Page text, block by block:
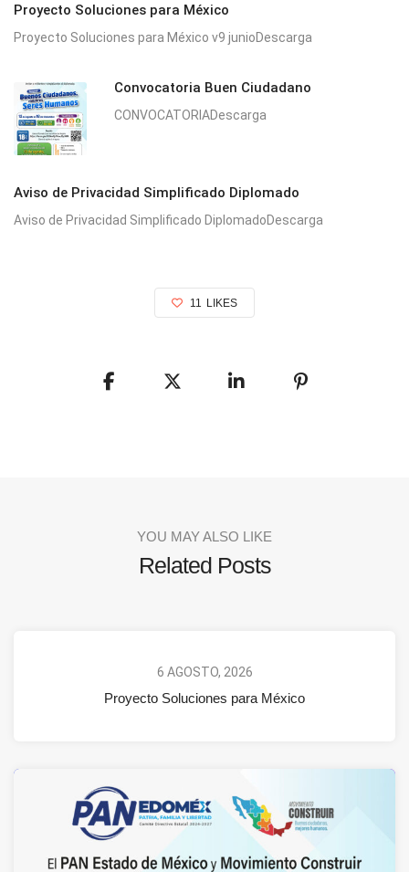
Proyecto Soluciones para México
Proyecto Soluciones para México v9 junioDescarga
Convocatoria Buen Ciudadano
CONVOCATORIADescarga
Aviso de Privacidad Simplificado Diplomado
Aviso de Privacidad Simplificado DiplomadoDescarga
11 LIKES
YOU MAY ALSO LIKE
Related Posts
6 AGOSTO, 2026
Proyecto Soluciones para México